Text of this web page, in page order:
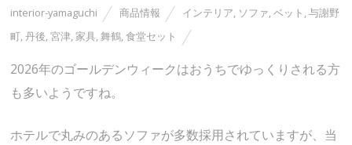
interior-yamaguchi 商品情報 インテリア, ソファ,ベット ,与謝野
町,丹後,宮津,家具,舞鶴,食堂セット
2026年のゴールデンウィークはおうちでゆっくりされる方
も多いようですね。
ホテルで丸みのあるソファが多数採用されていますが、当